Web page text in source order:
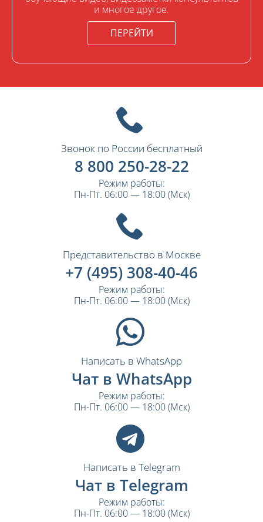
и многое другое.
ПЕРЕЙТИ
Звонок по России бесплатный
8 800 250-28-22
Режим работы:
Пн-Пт. 06:00 — 18:00 (Мск)
Представительство в Москве
+7 (495) 308-40-46
Режим работы:
Пн-Пт. 06:00 — 18:00 (Мск)
Написать в WhatsApp
Чат в WhatsApp
Режим работы:
Пн-Пт. 06:00 — 18:00 (Мск)
Написать в Telegram
Чат в Telegram
Режим работы:
Пн-Пт. 06:00 — 18:00 (Мск)